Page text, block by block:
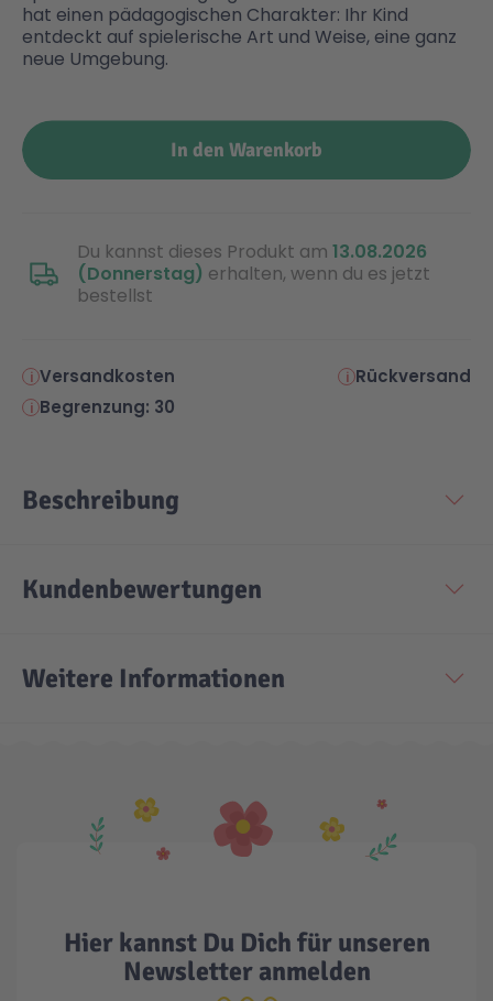
hat einen pädagogischen Charakter: Ihr Kind
entdeckt auf spielerische Art und Weise, eine ganz
neue Umgebung.
In den Warenkorb
Du kannst dieses Produkt am 13.08.2026
(Donnerstag) erhalten, wenn du es jetzt
bestellst
Versandkosten
Rückversand
Begrenzung: 30
Beschreibung
Kundenbewertungen
Weitere Informationen
Hier kannst Du Dich für unseren
Newsletter anmelden